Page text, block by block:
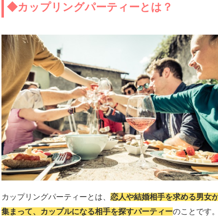
◆カップリングパーティーとは？
カップリングパーティーとは、 恋人や結婚相手を求める男女
集まって、カップルになる相手を探すパーティーのことです